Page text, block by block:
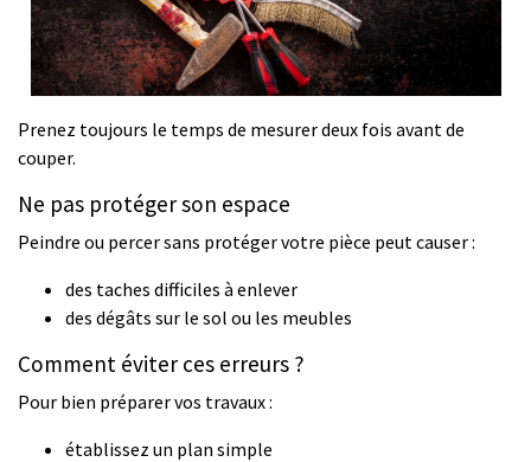
Prenez toujours le temps de mesurer deux fois avant de
couper.
Ne pas protéger son espace
Peindre ou percer sans protéger votre pièce peut causer :
des taches difficiles à enlever
des dégâts sur le sol ou les meubles
Comment éviter ces erreurs ?
Pour bien préparer vos travaux :
établissez un plan simple